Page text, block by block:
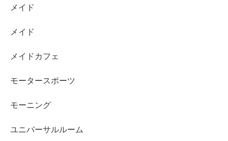
メイド
メイド
メイドカフェ
モータースポーツ
モーニング
ユニバーサルルーム